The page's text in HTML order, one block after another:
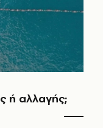
ή αλλαγής;